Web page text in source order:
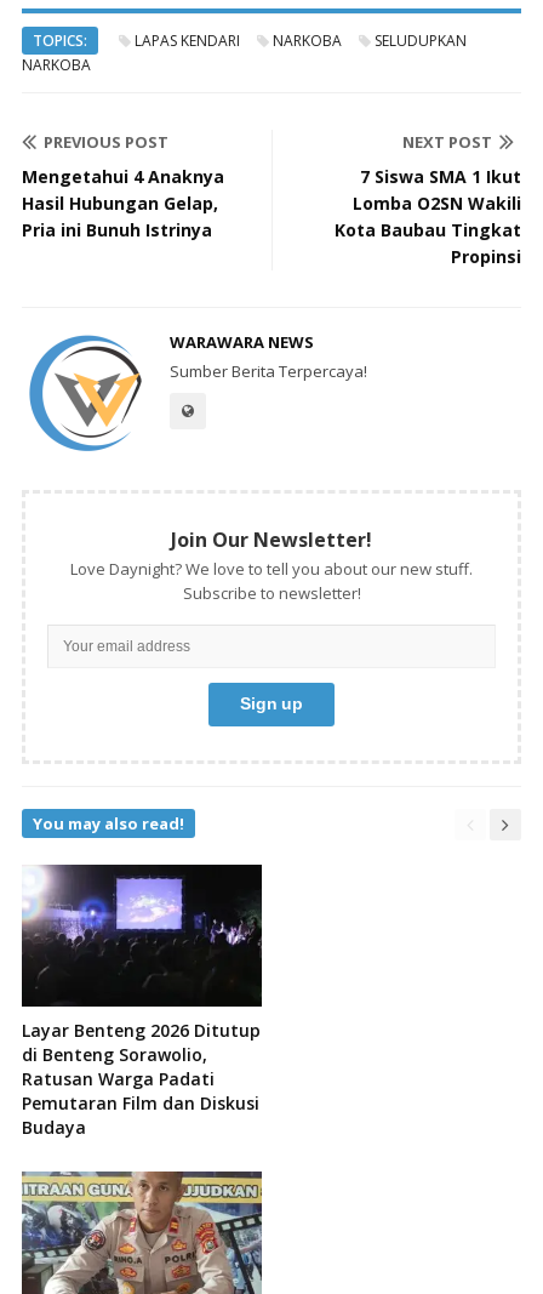
TOPICS: LAPAS KENDARI NARKOBA
SELUDUPKAN
NARKOBA
PREVIOUS POST
Mengetahui 4 Anaknya
Hasil Hubungan Gelap,
Pria ini Bunuh Istrinya
NEXT POST
7 Siswa SMA 1 Ikut
Lomba O2SN Wakili
Kota Baubau Tingkat
Propinsi
WARAWARA NEWS
Sumber Berita Terpercaya!
Join Our Newsletter!
Love Daynight? We love to tell you about our new stuff.
Subscribe to newsletter!
You may also read!
Layar Benteng 2026 Ditutup
di Benteng Sorawolio,
Ratusan Warga Padati
Pemutaran Film dan Diskusi
Budaya